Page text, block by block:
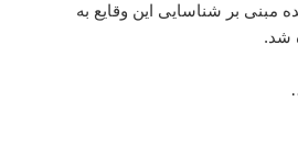
مبنی بر شناسایی این وقایع به
شد.